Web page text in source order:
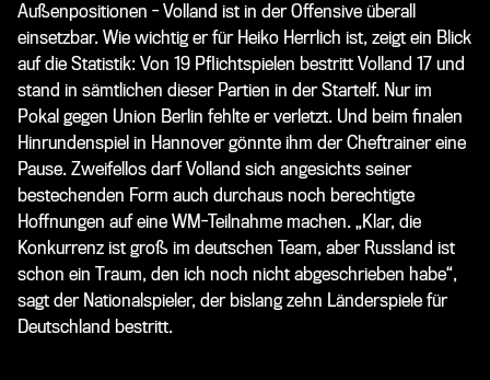
Außenpositionen - Volland ist in der Offensive überall
einsetzbar. Wie wichtig er für Heiko Herrlich ist, zeigt ein Blick
auf die Statistik: Von 19 Pflichtspielen bestritt Volland 17 und
stand in sämtlichen dieser Partien in der Startelf. Nur im
Pokal gegen Union Berlin fehlte er verletzt. Und beim finalen
Hinrundenspiel in Hannover gönnte ihm der Cheftrainer eine
Pause. Zweifellos darf Volland sich angesichts seiner
bestechenden Form auch durchaus noch berechtigte
Hoffnungen auf eine WM-Teilnahme machen. „Klar, die
Konkurrenz ist groß im deutschen Team, aber Russland ist
schon ein Traum, den ich noch nicht abgeschrieben habe“,
sagt der Nationalspieler, der bislang zehn Länderspiele für
Deutschland bestritt.